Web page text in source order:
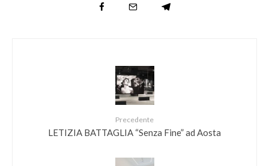
Precedente
LETIZIA BATTAGLIA “Senza Fine” ad Aosta